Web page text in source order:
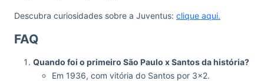
Descubra curiosidades sobre a Juventus: clique aqui.
FAQ
Quando foi o primeiro São Paulo x Santos da história?
Em 1936, com vitória do Santos por 3×2.